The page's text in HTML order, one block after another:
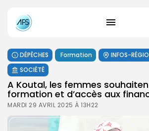
DÉPÊCHES Formation INFOS-
SOCIÉTÉ
A Koutal, les femmes
formation et d’accès aux
MARDI 29 AVRIL 2025 À 13H22